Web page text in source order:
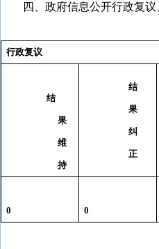
四、政府信息公开行政复
行政复议
结
果
维
持
结
果
纠
正
0 0